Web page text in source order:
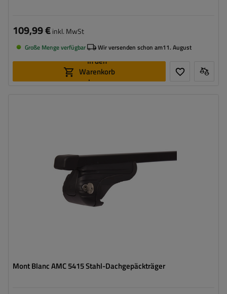
109,99 €inkl. MwSt
Große Menge verfügbar Wir versenden schon am11. August
In den
Warenkorb
legen
Mont Blanc AMC 5415 Stahl-Dachgepäckträger